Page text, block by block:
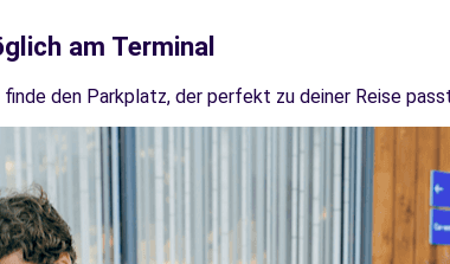
am Terminal
den Parkplatz, der perfekt zu deiner Reise